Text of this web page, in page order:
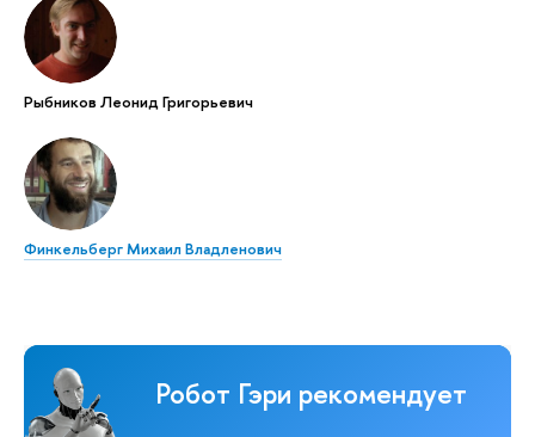
Рыбников Леонид Григорьевич
Финкельберг Михаил Владленович
Робот Гэри рекомендует